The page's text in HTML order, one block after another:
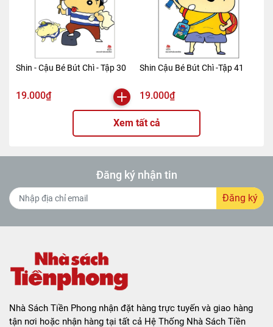
Shin - Cậu Bé Bút Chì - Tập 30
19.000₫
Shin Cậu Bé Bút Chì -Tập 41
19.000₫
Xem tất cả
Đăng ký nhận tin
Đăng ký
Nhà Sách Tiền Phong nhận đặt hàng trực tuyến và giao hàng
tận nơi hoặc nhận hàng tại tất cả Hệ Thống Nhà Sách Tiền